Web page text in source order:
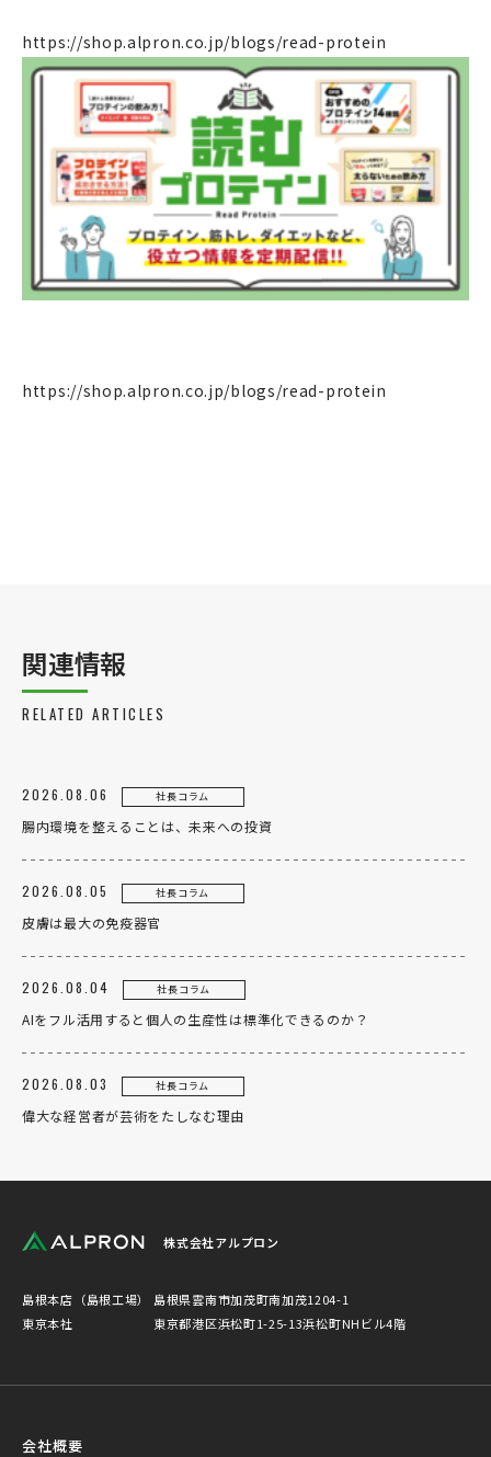
https://shop.alpron.co.jp/blogs/read-protein
https://shop.alpron.co.jp/blogs/read-protein
関連情報
RELATED ARTICLES
2026.08.06 社長コラム
腸内環境を整えることは、未来への投資
2026.08.05 社長コラム
皮膚は最大の免疫器官
2026.08.04 社長コラム
AIをフル活用すると個人の生産性は標準化できるのか？
2026.08.03 社長コラム
偉大な経営者が芸術をたしなむ理由
株式会社アルプロン
島根本店（島根工場）
島根県雲南市加茂町南加茂1204-1
東京本社
東京都港区浜松町1-25-13浜松町NHビル4階
会社概要